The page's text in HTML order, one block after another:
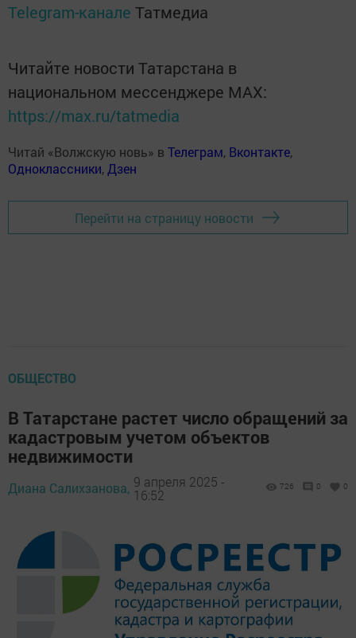
Telegram-канале Татмедиа
Читайте новости Татарстана в
национальном мессенджере MАХ:
https://max.ru/tatmedia
Читай «Волжскую новь» в Телеграм, Вконтакте,
Одноклассники, Дзен
Перейти на страницу новости
ОБЩЕСТВО
В Татарстане растет число обращений за
кадастровым учетом объектов
недвижимости
Диана Салихзанова, 9 апреля 2025 -
16:52
726 0 0